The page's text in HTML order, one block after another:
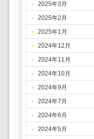
2025年3月
2025年2月
2025年1月
2024年12月
2024年11月
2024年10月
2024年9月
2024年7月
2024年6月
2024年5月